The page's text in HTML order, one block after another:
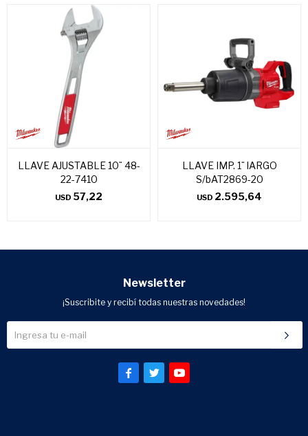
LLAVE AJUSTABLE 10¨ 48-
22-7410
USD 57,22
LLAVE IMP. 1¨ lARGO
S/bAT2869-20
USD 2.595,64
Newsletter
¡Suscribite y recibí todas nuestras novedades!
  